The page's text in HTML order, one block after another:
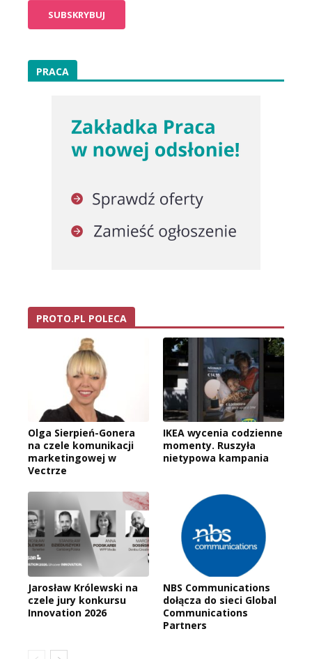
PRACA
PROTO.PL POLECA
Olga Sierpień-Gonera
na czele komunikacji
marketingowej w
Vectrze
IKEA wycenia codzienne
momenty. Ruszyła
nietypowa kampania
Jarosław Królewski na
czele jury konkursu
Innovation 2026
NBS Communications
dołącza do sieci Global
Communications
Partners